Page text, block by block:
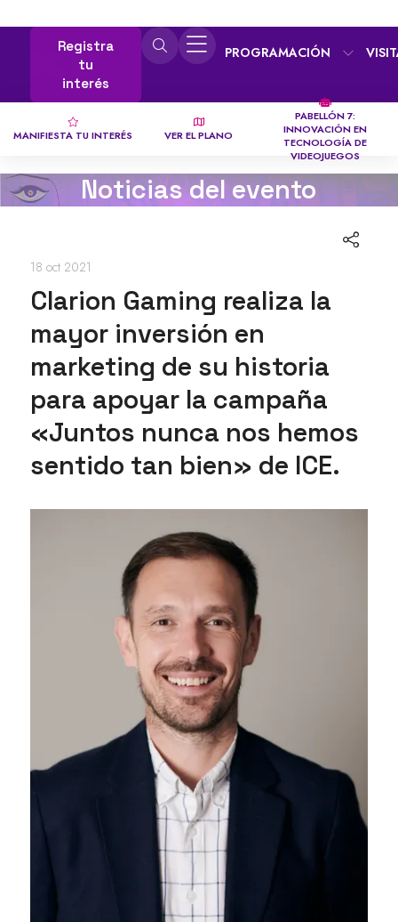
Registra
tu
interés
PROGRAMACIÓN
MANIFIESTA TU INTERÉS VER EL PLANO
PABELLÓN 7:
INNOVACIÓN EN
TECNOLOGÍA DE
VIDEOJUEGOS
Noticias del evento
18 oct 2021
Clarion Gaming realiza la
mayor inversión en
marketing de su historia
para apoyar la campaña
«Juntos nunca nos hemos
sentido tan bien» de ICE.